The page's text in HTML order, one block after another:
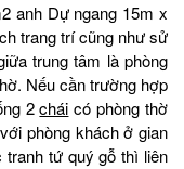
anh Dự ngang 15m x
trang trí cũng như sử
trung tâm là phòng
Nếu cần trường hợp
2chái có phòng thờ
phòng khách ở gian
tranh tứ quý gỗ thì liên